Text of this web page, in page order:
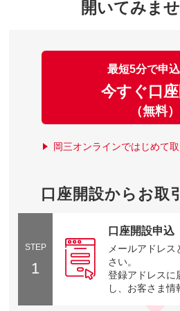
開いてみま
最短5分で申
今すぐ口
（無料）
岡三オンラインではじめて
口座開設からお取
STEP
1
口座開設申込
メールアドレス
さい。
登録アドレスに
し、お客さま情